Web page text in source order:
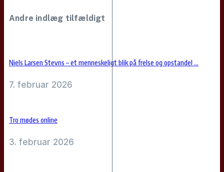
Andre indlæg tilfældigt
Niels Larsen Stevns – et menneskeligt blik på frelse og opstandel ...
7. februar 2026
Tro mødes online
3. februar 2026